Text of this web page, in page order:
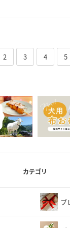
2 3 4 5
カテゴリ
プ